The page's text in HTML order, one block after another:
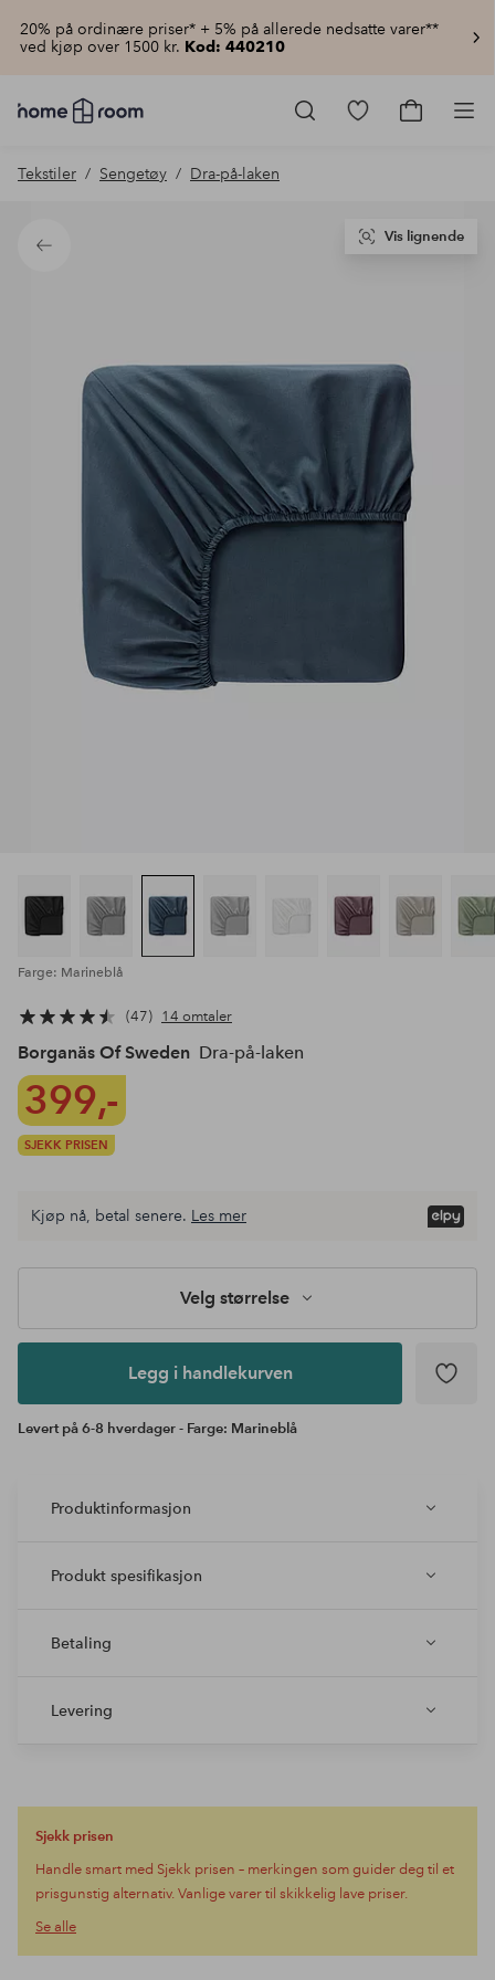
20% på ordinære priser* + 5% på allerede nedsatte varer**
ved kjøp over 1500 kr. Kod: 440210
Homeroom
–
hjemmet
pris
Gå
Gå
Tekstiler Sengetøy Dra-på-laken
Tilbake
Vis lignende
Farge: Marineblå
47 14 omtaler
Borganäs Of Sweden Dra-på-laken
399,-
SJEKK PRISEN
størrelse
Legg i
Kjøp nå, betal senere. Les mer
Velg størrelse
Legg i handlekurven
Levert på 6-8 hverdager - Farge: Marineblå
Produktinformasjon
Produkt spesifikasjon
Betaling
Levering
Sjekk prisen
Handle smart med Sjekk prisen – merkingen som guider deg til et
prisgunstig alternativ. Vanlige varer til skikkelig lave priser.
Se alle